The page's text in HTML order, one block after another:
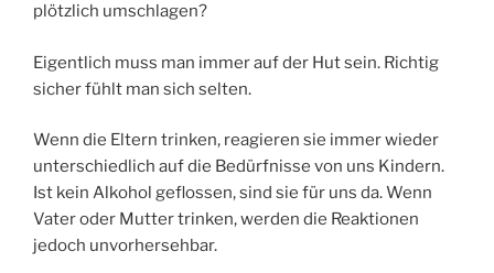
plötzlich umschlagen?
Eigentlich muss man immer auf der Hut sein. Richtig
sicher fühlt man sich selten.
Wenn die Eltern trinken, reagieren sie immer wieder
unterschiedlich auf die Bedürfnisse von uns Kindern.
Ist kein Alkohol geflossen, sind sie für uns da. Wenn
Vater oder Mutter trinken, werden die Reaktionen
jedoch unvorhersehbar.